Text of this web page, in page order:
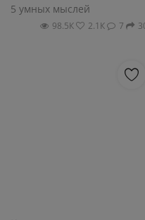
5 умных мыслей
98.5К 2.1К 7